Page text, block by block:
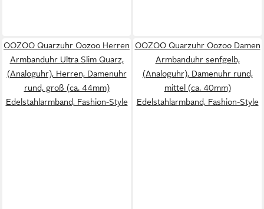
OOZOO Quarzuhr Oozoo Herren
Armbanduhr Ultra Slim Quarz,
(Analoguhr), Herren, Damenuhr
rund, groß (ca. 44mm)
Edelstahlarmband, Fashion-Style
OOZOO Quarzuhr Oozoo Damen
Armbanduhr senfgelb,
(Analoguhr), Damenuhr rund,
mittel (ca. 40mm)
Edelstahlarmband, Fashion-Style